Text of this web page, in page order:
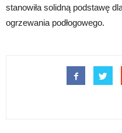
stanowiła solidną podstawę
ogrzewania podłogowego.